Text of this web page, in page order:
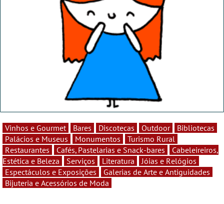
Vinhos e Gourmet Bares Discotecas Outdoor
Bibliotecas
Palácios e Museus
Monumentos
Turismo Rural
Restaurantes
Cafés, Pastelarias e Snack-bares
Cabeleireiros,
Estética e Beleza
Serviços Literatura
Jóias e Relógios
Espectáculos e Exposições
Galerias de Arte e Antiguidades
Bijuteria e Acessórios de Moda